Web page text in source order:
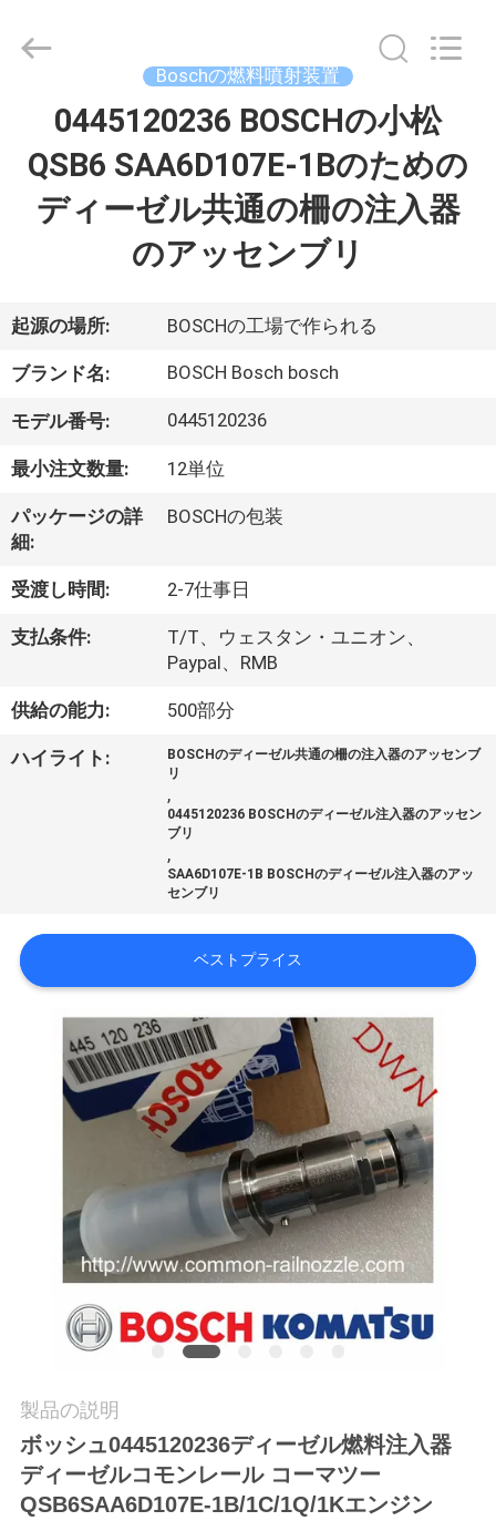
ク
ト
私
に
つ
い
工
品
し
な
さ
2026
Rights
Reserved.
Boschの燃料噴射装置
0445120236 BOSCHの小松
QSB6 SAA6D107E-1Bのための
ディーゼル共通の柵の注入器
のアッセンブリ
起源の場所: BOSCHの工場で作られる
ブランド名: BOSCH Bosch bosch
モデル番号: 0445120236
最小注文数量: 12単位
パッケージの詳
細:
BOSCHの包装
受渡し時間: 2-7仕事日
支払条件:
T/T、ウェスタン・ユニオン、
Paypal、RMB
供給の能力: 500部分
ハイライト:
BOSCHのディーゼル共通の柵の注入器のアッセンブ
リ
,
0445120236 BOSCHのディーゼル注入器のアッセン
ブリ
,
SAA6D107E-1B BOSCHのディーゼル注入器のアッ
センブリ
ベストプライス
製品の説明
ボッシュ0445120236ディーゼル燃料注入器
ディーゼルコモンレール コーマツー
QSB6SAA6D107E-1B/1C/1Q/1Kエンジン